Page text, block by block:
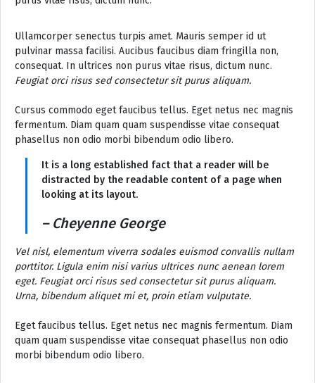
Ullamcorper senectus turpis amet. Mauris semper id ut
pulvinar massa facilisi. Aucibus faucibus diam fringilla non,
consequat. In ultrices non purus vitae risus, dictum nunc.
Feugiat orci risus sed consectetur sit purus aliquam.
Cursus commodo eget faucibus tellus. Eget netus nec magnis
fermentum. Diam quam quam suspendisse vitae consequat
phasellus non odio morbi bibendum odio libero.
It is a long established fact that a reader will be
distracted by the readable content of a page when
looking at its layout.
– Cheyenne George
Vel nisl, elementum viverra sodales euismod convallis nullam
porttitor. Ligula enim nisi varius ultrices nunc aenean lorem
eget. Feugiat orci risus sed consectetur sit purus aliquam.
Urna, bibendum aliquet mi et, proin etiam vulputate.
Eget faucibus tellus. Eget netus nec magnis fermentum. Diam
quam quam suspendisse vitae consequat phasellus non odio
morbi bibendum odio libero.